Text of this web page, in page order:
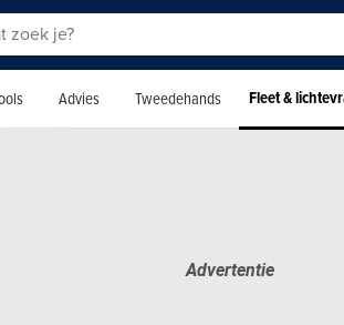
Advies Tweedehands Fleet &